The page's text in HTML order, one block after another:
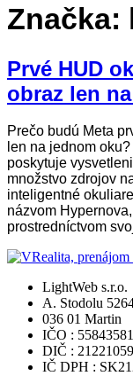
Značka:
Prvé HUD
obraz len
Prečo budú Meta
len na jednom
poskytuje
množstvo zdrojov
inteligentné
názvom
prostredníctvom
LightWeb s.r.o.
A. Stodolu
036 01 Martin
IČO : 55843581
DIČ :
IČ DPH :